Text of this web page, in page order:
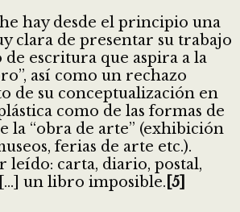
hay desde el principio una
clara de presentar su trabajo
escritura que aspira a la
así como un rechazo
de su conceptualización en
como de las formas de
la “obra de arte” (exhibición
ferias de arte etc.).
leído: carta, diario, postal,
un libro imposible. [5]